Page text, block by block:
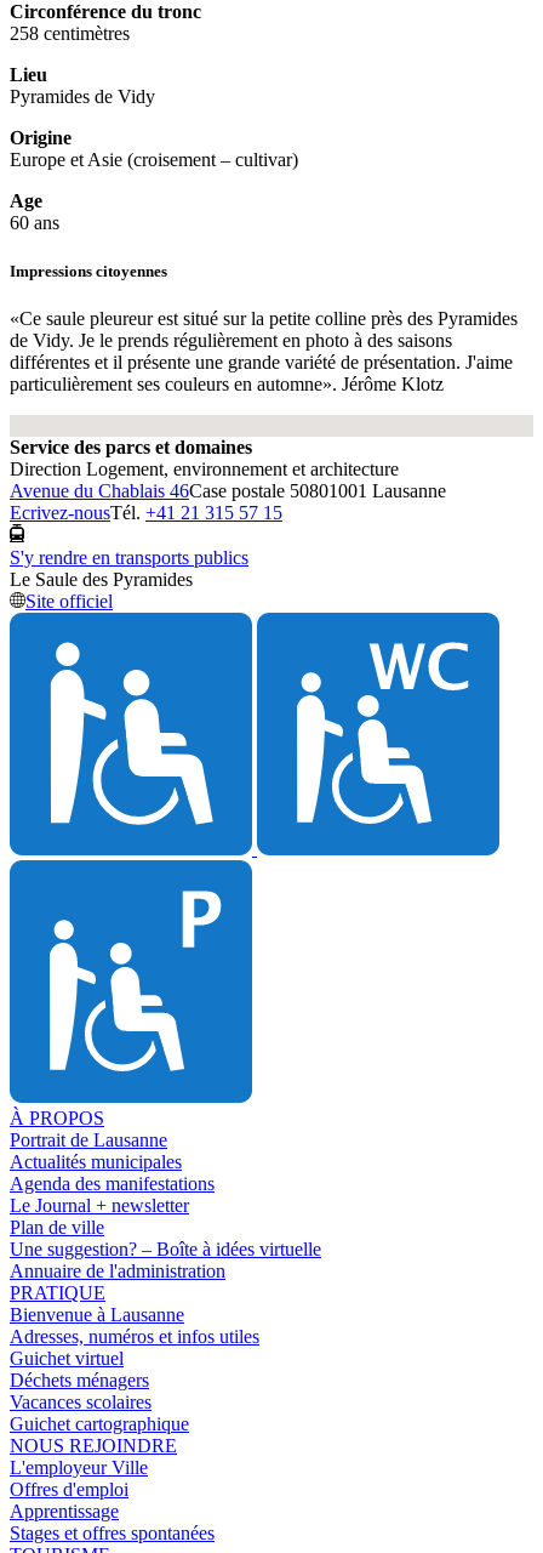
Circonférence du tronc
258 centimètres
Lieu
Pyramides de Vidy
Origine
Europe et Asie (croisement – cultivar)
Age
60 ans
Impressions citoyennes
«Ce saule pleureur est situé sur la petite colline près des Pyramides
de Vidy. Je le prends régulièrement en photo à des saisons
différentes et il présente une grande variété de présentation. J'aime
particulièrement ses couleurs en automne». Jérôme Klotz
Service des parcs et domaines
Direction Logement, environnement et architecture
Avenue du Chablais 46Case postale 50801001 Lausanne
Ecrivez-nousTél. +41 21 315 57 15
S'y rendre en transports publics
Le Saule des Pyramides
Site officiel
À PROPOS
Portrait de Lausanne
Actualités municipales
Agenda des manifestations
Le Journal + newsletter
Plan de ville
Une suggestion? – Boîte à idées virtuelle
Annuaire de l'administration
PRATIQUE
Bienvenue à Lausanne
Adresses, numéros et infos utiles
Guichet virtuel
Déchets ménagers
Vacances scolaires
Guichet cartographique
NOUS REJOINDRE
L'employeur Ville
Offres d'emploi
Apprentissage
Stages et offres spontanées